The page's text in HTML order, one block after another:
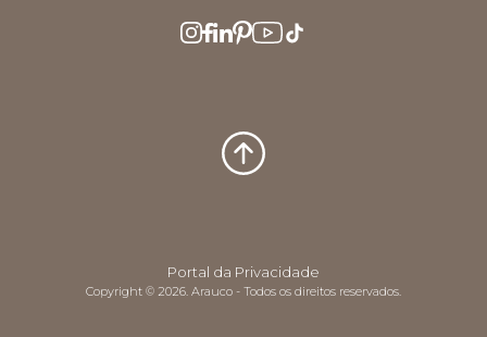
COLOMBIA
MÉXICO
CENTRO AMERICA
Portal da Privacidade
Copyright © 2026. Arauco - Todos os direitos reservados.